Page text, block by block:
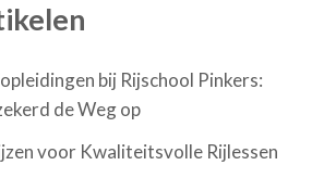
bij Rijschool Pinkers:
de Weg op
voor Kwaliteitsvolle Rijlessen